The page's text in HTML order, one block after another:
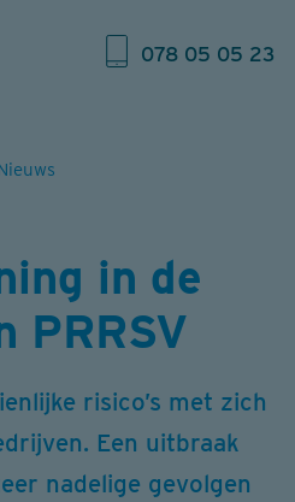
078 05 05 23
in de
PRRSV
risico’s met zich
Een uitbraak
nadelige gevolgen